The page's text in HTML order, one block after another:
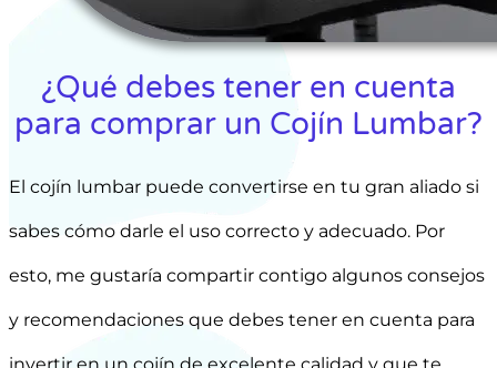
¿Qué debes tener en cuenta
para comprar un Cojín Lumbar?
El cojín lumbar puede convertirse en tu gran aliado si
sabes cómo darle el uso correcto y adecuado. Por
esto, me gustaría compartir contigo algunos consejos
y recomendaciones que debes tener en cuenta para